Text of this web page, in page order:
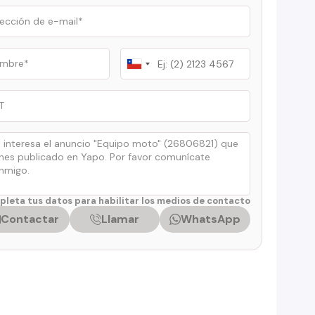
Chile
+56
tus datos para habilitar los medios de contacto
Contactar Llamar WhatsApp